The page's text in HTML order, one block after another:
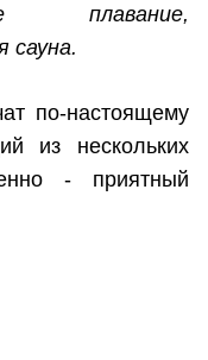
плавание,
сауна.
по-настоящему
из нескольких
- приятный